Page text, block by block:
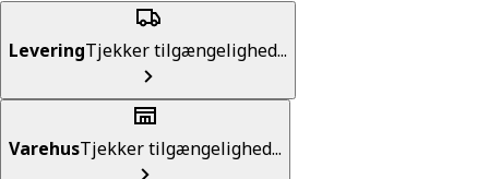
LeveringTjekker tilgængelighed...
VarehusTjekker tilgængelighed...